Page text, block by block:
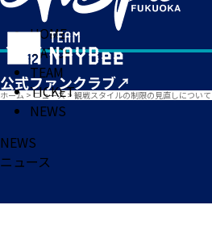
HOME
MATCH
TEAM
TICKET
NEWS
ホーム > ニュース> 観戦スタイルの制限の見直しについて
NEWS
ニュース